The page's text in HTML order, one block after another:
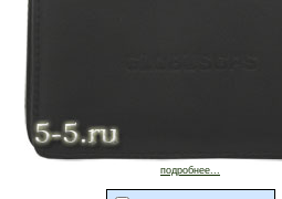
подробнее...